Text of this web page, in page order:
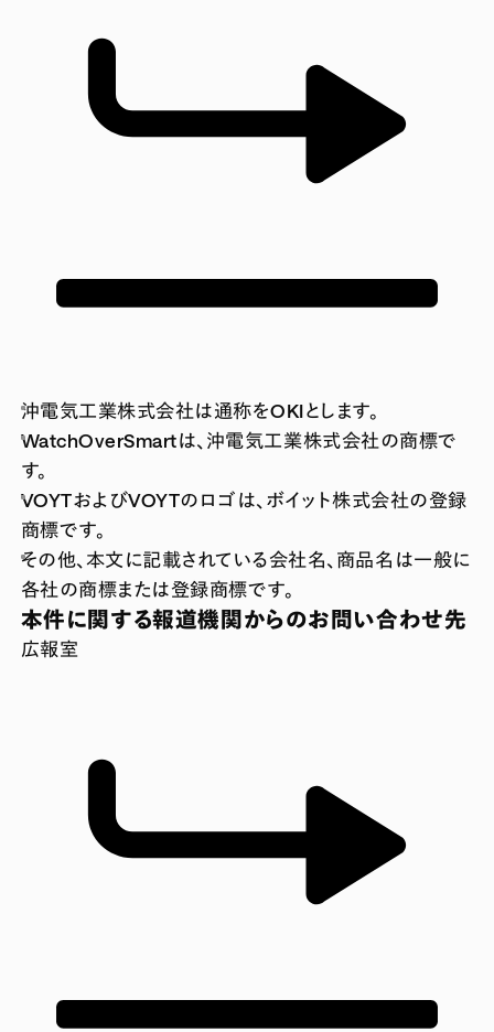
沖電気工業株式会社は通称をOKIとします。
WatchOverSmartは、沖電気工業株式会社の商標で
す。
VOYTおよびVOYTのロゴは、ボイット株式会社の登録
商標です。
その他、本文に記載されている会社名、商品名は一般に
各社の商標または登録商標です。
本件に関する報道機関からのお問い合わせ先
広報室